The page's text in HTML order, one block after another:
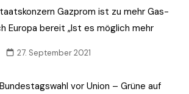
Gazprom ist zu mehr Gas-
Europa bereit „Ist es möglich mehr
27. September 2021